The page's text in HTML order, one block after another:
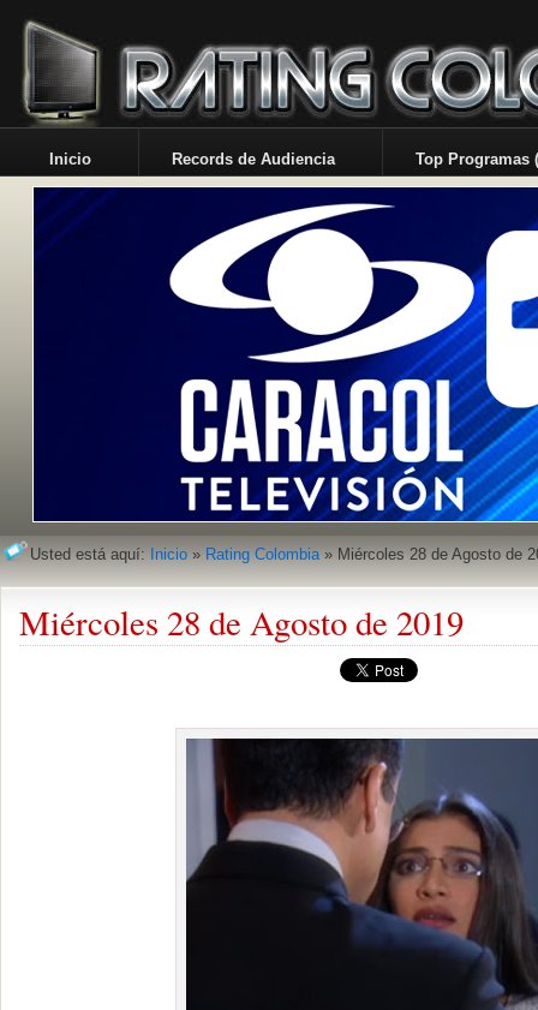
Inicio Records de Audiencia Top Programas
Usted está aquí: Inicio » Rating Colombia» Miércoles 28 de Agosto de
Miércoles 28 de Agosto de 2019